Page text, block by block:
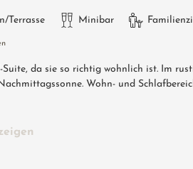
Terrasse Minibar
da sie so richtig wohnlich ist. Im
Wohn- und